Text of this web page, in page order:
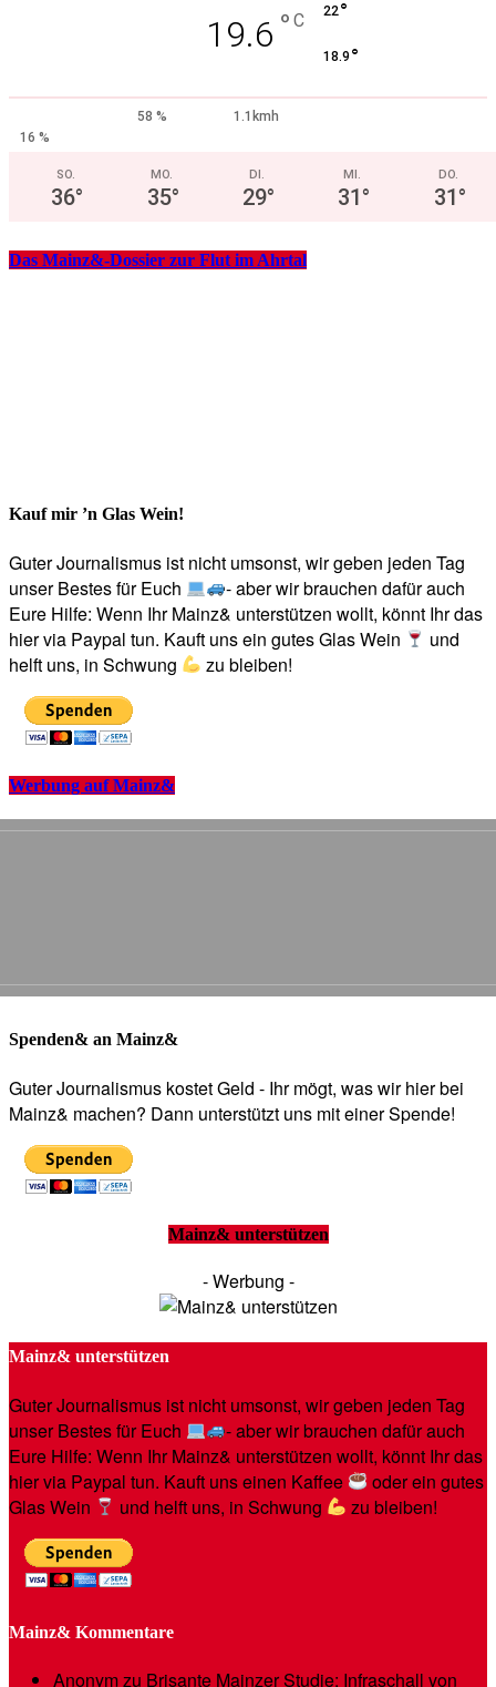
19.6 ° C 22°
18.9 °
58 %
1.1kmh
16 %
SO.
36°
MO.
35°
DI.
29°
MI.
31°
DO.
31°
Das Mainz&-Dossier zur Flut im Ahrtal
Kauf mir ’n Glas Wein!
Guter Journalismus ist nicht umsonst, wir geben jeden Tag
unser Bestes für Euch
- aber wir brauchen dafür auch
Eure Hilfe: Wenn Ihr Mainz& unterstützen wollt, könnt Ihr das
hier via Paypal tun. Kauft uns ein gutes Glas Wein
und
helft uns, in Schwung
zu bleiben!
Werbung auf Mainz&
Spenden& an Mainz&
Guter Journalismus kostet Geld - Ihr mögt, was wir hier bei
Mainz& machen? Dann unterstützt uns mit einer Spende!
Mainz& unterstützen
- Werbung -
Mainz& unterstützen
Guter Journalismus ist nicht umsonst, wir geben jeden Tag
unser Bestes für Euch
- aber wir brauchen dafür auch
Eure Hilfe: Wenn Ihr Mainz& unterstützen wollt, könnt Ihr das
hier via Paypal tun. Kauft uns einen Kaffee
oder ein gutes
Glas Wein
und helft uns, in Schwung zu bleiben!
Mainz& Kommentare
Anonymzu Brisante Mainzer Studie: Infraschall von